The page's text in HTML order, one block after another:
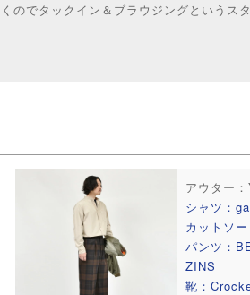
のでタックイン＆ブラウジングというス
アウター
シャツ：
カットソ
パンツ：
ZINS
靴：